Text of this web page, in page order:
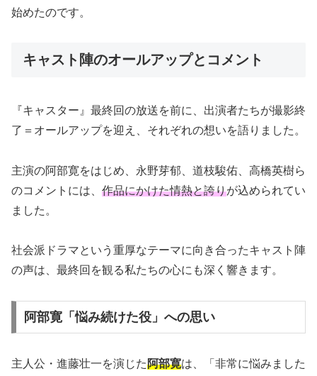
始めたのです。
キャスト陣のオールアップとコメント
『キャスター』最終回の放送を前に、出演者たちが撮影終
了＝オールアップを迎え、それぞれの想いを語りました。
主演の阿部寛をはじめ、永野芽郁、道枝駿佑、高橋英樹ら
のコメントには、 作品にかけた情熱と誇りが込められてい
ました。
社会派ドラマという重厚なテーマに向き合ったキャスト陣
の声は、最終回を観る私たちの心にも深く響きます。
阿部寛「悩み続けた役」への思い
主人公・進藤壮一を演じた阿部寛は、「非常に悩みました